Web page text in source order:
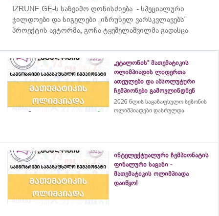
IZRUNE.GE-ს საზეიმო ღონისძიება - სპეციალური
ჯილდოები და სიგელები „იზრუნელ ვარსკვლავებს“
პროექტის ავტორმა, გოჩა ტყეშელაშვილმა გადასცა
„ეტალონის“ მათემატიკის
ოლიმპიადის ლიდერთა
ათეულები და აბსოლუტური
ჩემპიონები გამოვლინდნენ
2026 წლის საგაზაფხულო სეზონის
ოლიმპიადები დასრულდა
ინტელექტუალური ჩემპიონატის
ფინალური საგანი -
მათემატიკის ოლიმპიადა
დაიწყო!